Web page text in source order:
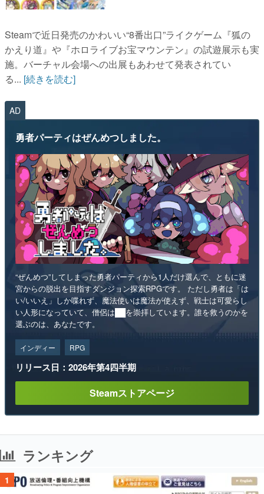
Steamで近日発売のかわいい“8番出口”ライクゲーム『狐の
かえり道』や『ホロライブお宝マウンテン』の試遊展示も実
施。バーチャル会場への出展もあわせて発表されてい
る... [続きを読む]
AD
勇者パーティはぜんめつしました。
“ぜんめつ”してしまった勇者パーティから1人だけ選んで、ともに迷
宮からの脱出を目指すダンジョン探索RPGです。 ただし勇者は「は
い/いいえ」しか喋れず、魔法使いは魔法が使えず、戦士は可愛らし
い人形になっていて、僧侶は██を崇拝しています。誰を救うのかを
選ぶのは、あなたです。
インディー RPG
リリース日：2026年第4四半期
Steamストアページ
ランキング
1